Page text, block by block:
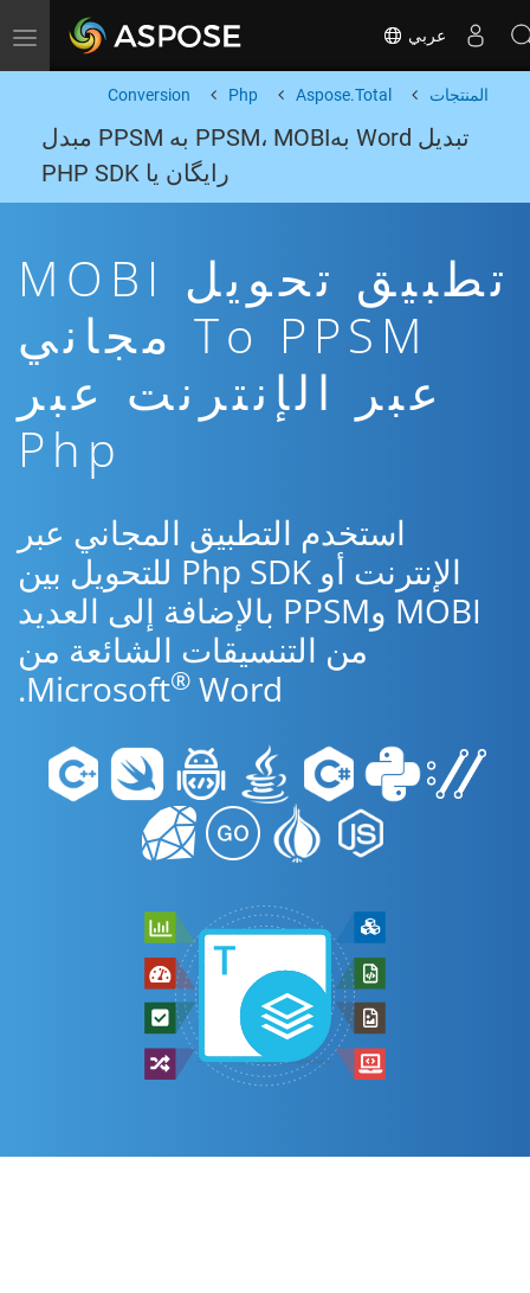
Toggle navigation عربي
المنتجات Aspose.Total
Php
Conversion
تبدیل Word بهPPSM، MOBI به PPSM مبدل
رایگان یا PHP SDK
تطبيق تحويل MOBI
To PPSM مجاني
عبر الإنترنت عبر
Php
استخدم التطبيق المجاني عبر
الإنترنت أو Php SDK للتحويل بين
MOBI وPPSM بالإضافة إلى العديد
من التنسيقات الشائعة من
Microsoft® Word.